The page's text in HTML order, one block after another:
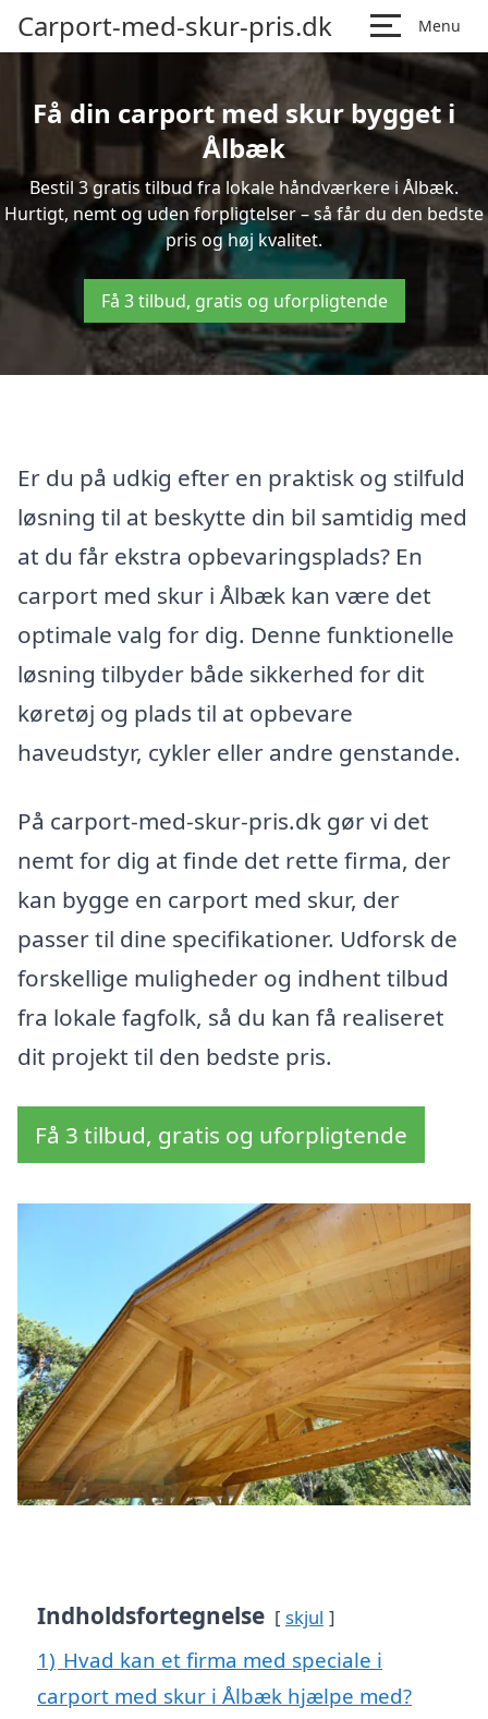
Carport-med-skur-pris.dk Menu
Få din carport med skur bygget i
Ålbæk
Bestil 3 gratis tilbud fra lokale håndværkere i Ålbæk.
Hurtigt, nemt og uden forpligtelser – så får du den bedste
pris og høj kvalitet.
Få 3 tilbud, gratis og uforpligtende
Er du på udkig efter en praktisk og stilfuld
løsning til at beskytte din bil samtidig med
at du får ekstra opbevaringsplads? En
carport med skur i Ålbæk kan være det
optimale valg for dig. Denne funktionelle
løsning tilbyder både sikkerhed for dit
køretøj og plads til at opbevare
haveudstyr, cykler eller andre genstande.
På carport-med-skur-pris.dk gør vi det
nemt for dig at finde det rette firma, der
kan bygge en carport med skur, der
passer til dine specifikationer. Udforsk de
forskellige muligheder og indhent tilbud
fra lokale fagfolk, så du kan få realiseret
dit projekt til den bedste pris.
Få 3 tilbud, gratis og uforpligtende
Indholdsfortegnelse skjul
1) Hvad kan et firma med speciale i
carport med skur i Ålbæk hjælpe med?